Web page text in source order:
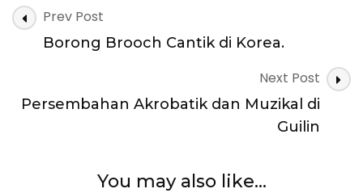
Post
Navigation
Prev Post
Borong Brooch Cantik di Korea.
Next Post
Persembahan Akrobatik dan Muzikal di
Guilin
You may also like...